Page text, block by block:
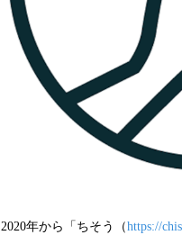
2020年から「ちそう（https://